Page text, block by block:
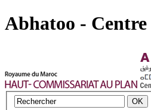
Abhatoo -